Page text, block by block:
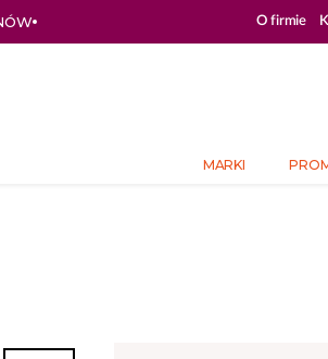
ZALOGUJ SIĘ
O firmie
MARKI